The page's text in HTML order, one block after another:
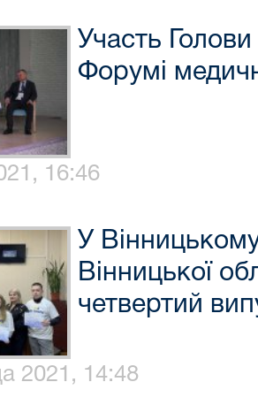
Участь
Форумі
16:46
У
Вінницької
четвертий
2021, 14:48